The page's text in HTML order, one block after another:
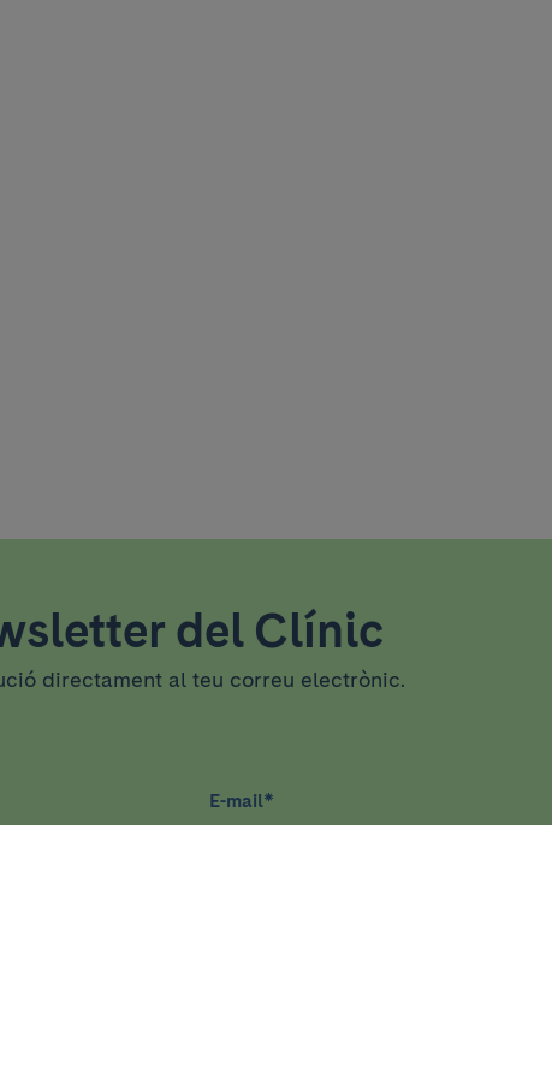
del Clínic
directament al teu correu electrònic.
E-mail*